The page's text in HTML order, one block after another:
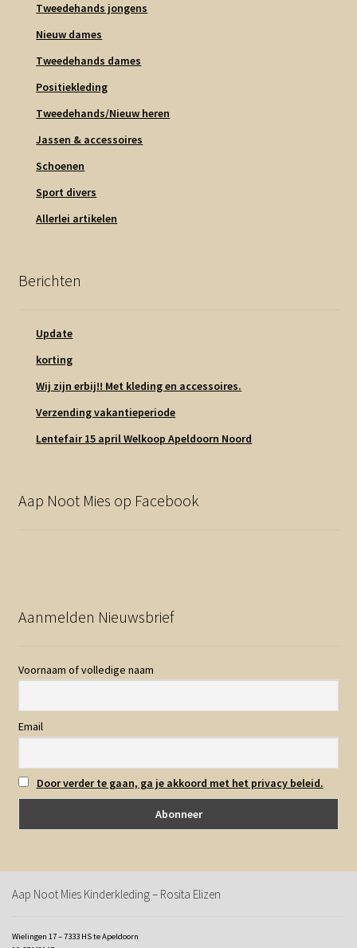
Tweedehands jongens
Nieuw dames
Tweedehands dames
Positiekleding
Tweedehands/Nieuw heren
Jassen & accessoires
Schoenen
Sport divers
Allerlei artikelen
Berichten
Update
korting
Wij zijn erbij!! Met kleding en accessoires.
Verzending vakantieperiode
Lentefair 15 april Welkoop Apeldoorn Noord
Aap Noot Mies op Facebook
Aanmelden Nieuwsbrief
Voornaam of volledige naam
Email
Door verder te gaan, ga je akkoord met het privacy beleid.
Aap Noot Mies Kinderkleding – Rosita Elizen
Wielingen 17 – 7333 HS te Apeldoorn